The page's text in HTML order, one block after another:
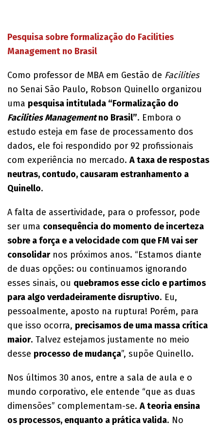
Pesquisa sobre formalização do Facilities
Management no Brasil
Como professor de MBA em Gestão de Facilities
no Senai São Paulo, Robson Quinello organizou
uma pesquisa intitulada “Formalização do
Facilities Managementno Brasil”. Embora o
estudo esteja em fase de processamento dos
dados, ele foi respondido por 92 profissionais
com experiência no mercado.A taxa de respostas
neutras, contudo, causaram estranhamento a
Quinello.
A falta de assertividade, para o professor, pode
ser uma consequência do momento de incerteza
sobre a força e a velocidade com que FM vai ser
consolidarnos próximos anos. “Estamos diante
de duas opções: ou continuamos ignorando
esses sinais, ou quebramos esse ciclo e partimos
para algo verdadeiramente disruptivo. Eu,
pessoalmente, aposto na ruptura! Porém, para
que isso ocorra, precisamos de uma massa crítica
maior. Talvez estejamos justamente no meio
desse processo de mudança”, supõe Quinello.
Nos últimos 30 anos, entre a sala de aula e o
mundo corporativo, ele entende “que as duas
dimensões” complementam-se.A teoria ensina
os processos, enquanto a prática valida. No